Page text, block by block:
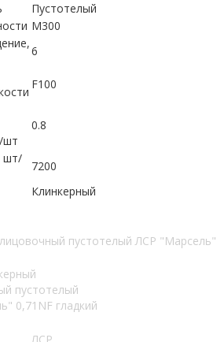
Пустотелый
М300
6
F100
шт
0.8
шт/
7200
Клинкерный
пустотелый ЛСР "Марсель"
пустотелый
0,71NF гладкий